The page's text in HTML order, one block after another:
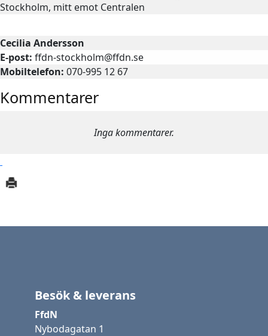
Stockholm, mitt emot Centralen
Cecilia Andersson
E-post: ffdn-stockholm@ffdn.se
Mobiltelefon: 070-995 12 67
Kommentarer
Inga kommentarer.
Besök & leverans
FfdN
Nybodagatan 1